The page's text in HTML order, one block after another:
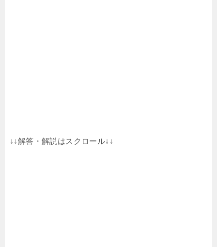
↓↓解答・解説はスクロール↓↓